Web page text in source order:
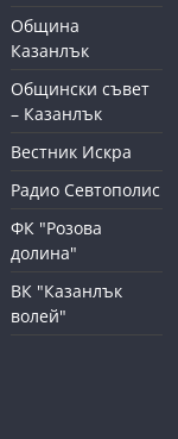
Община
Казанлък
Общински съвет
– Казанлък
Вестник Искра
Радио Севтополис
ФК "Розова
долина"
ВК "Казанлък
волей"